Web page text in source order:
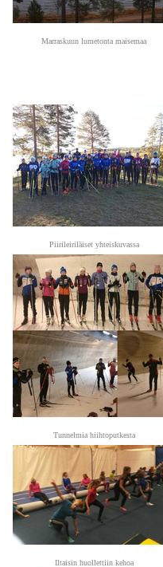
Marraskuun lumetonta maisemaa
Piirileiriläiset yhteiskuvassa
Tunnelmia hiihtoputkesta
Iltaisin huollettiin kehoa